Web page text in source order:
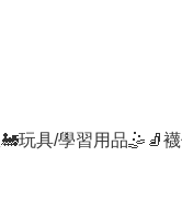
🚂玩具/學習用品🤹 🧦